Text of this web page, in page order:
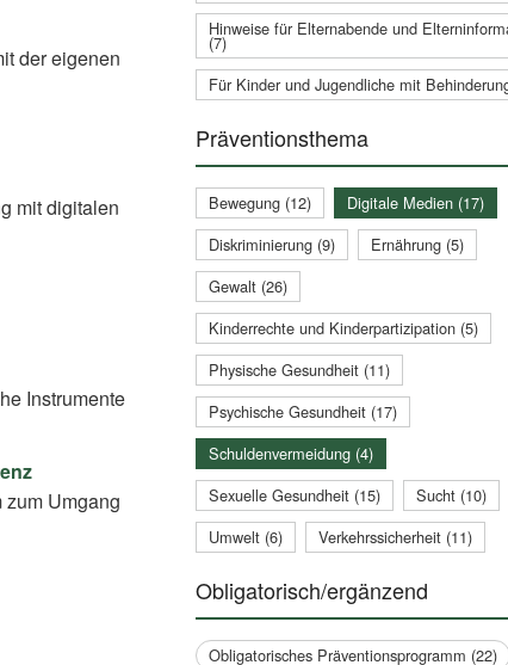
der eigenen
mit digitalen
Instrumente
zum Umgang
Hinweise für Elternabende und
(7)
Für Kinder und Jugendliche mit
Präventionsthema
Bewegung (12)
Digitale Medien (17)
Diskriminierung (9)
Ernährung (5)
Gewalt (26)
Kinderrechte und Kinderpartizipation (5)
Physische Gesundheit (11)
Psychische Gesundheit (17)
Schuldenvermeidung (4)
Sexuelle Gesundheit (15)
Sucht (10)
Umwelt (6)
Verkehrssicherheit (11)
Obligatorisch/ergänzend
Obligatorisches Präventionsprogramm (22)